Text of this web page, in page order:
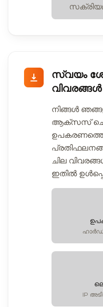
സ്വയം
വിവരങ്ങൾ
നിങ്ങൾ
ആക്സസ്
ചില
ഇതിൽ
IP